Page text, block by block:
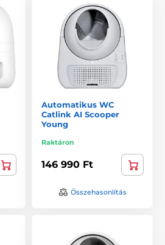
Automatikus WC
Catlink AI Scooper
Young
Raktáron
146 990 Ft
Összehasonlítás